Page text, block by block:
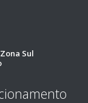
Sul